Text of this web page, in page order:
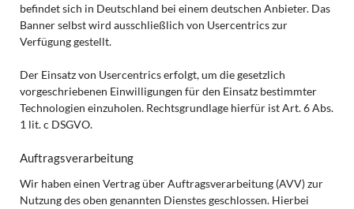
befindet sich in Deutschland bei einem deutschen Anbieter. Das
Banner selbst wird ausschließlich von Usercentrics zur
Verfügung gestellt.
Der Einsatz von Usercentrics erfolgt, um die gesetzlich
vorgeschriebenen Einwilligungen für den Einsatz bestimmter
Technologien einzuholen. Rechtsgrundlage hierfür ist Art. 6 Abs.
1 lit. c DSGVO.
Auftragsverarbeitung
Wir haben einen Vertrag über Auftragsverarbeitung (AVV) zur
Nutzung des oben genannten Dienstes geschlossen. Hierbei